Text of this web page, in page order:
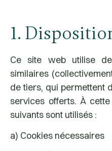
1.
Ce site web utilise
similaires
de tiers, qui permettent
services offerts. À
suivants sont utilisés :
a) Cookies nécessaires